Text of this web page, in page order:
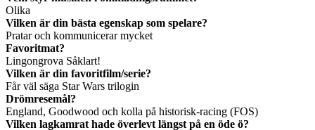
Olika
Vilken är din bästa egenskap som spelare?
Pratar och kommunicerar mycket
Favoritmat?
Lingongrova Såklart!
Vilken är din favoritfilm/serie?
Får väl säga Star Wars trilogin
Drömresemål?
England, Goodwood och kolla på historisk-racing (FOS)
Vilken lagkamrat hade överlevt längst på en öde ö?